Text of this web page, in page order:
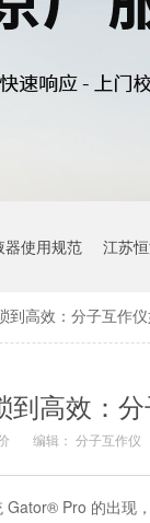
器使用规范 江苏
到高效：分子互作
到高效：
编辑： 分子互作仪
Gator® Pro 的出现